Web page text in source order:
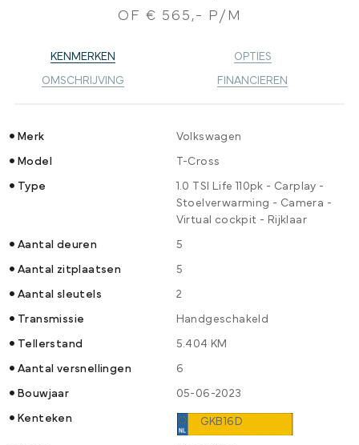
KENMERKEN OPTIES
OMSCHRIJVING FINANCIEREN
OF € 565,- P/M
Merk Volkswagen
Model T-Cross
Type
1.0 TSI Life 110pk - Carplay -
Stoelverwarming - Camera -
Virtual cockpit - Rijklaar
Aantal deuren 5
Aantal zitplaatsen 5
Aantal sleutels 2
Transmissie Handgeschakeld
Tellerstand 5.404 KM
Aantal versnellingen 6
Bouwjaar 05-06-2023
Kenteken GKB16D